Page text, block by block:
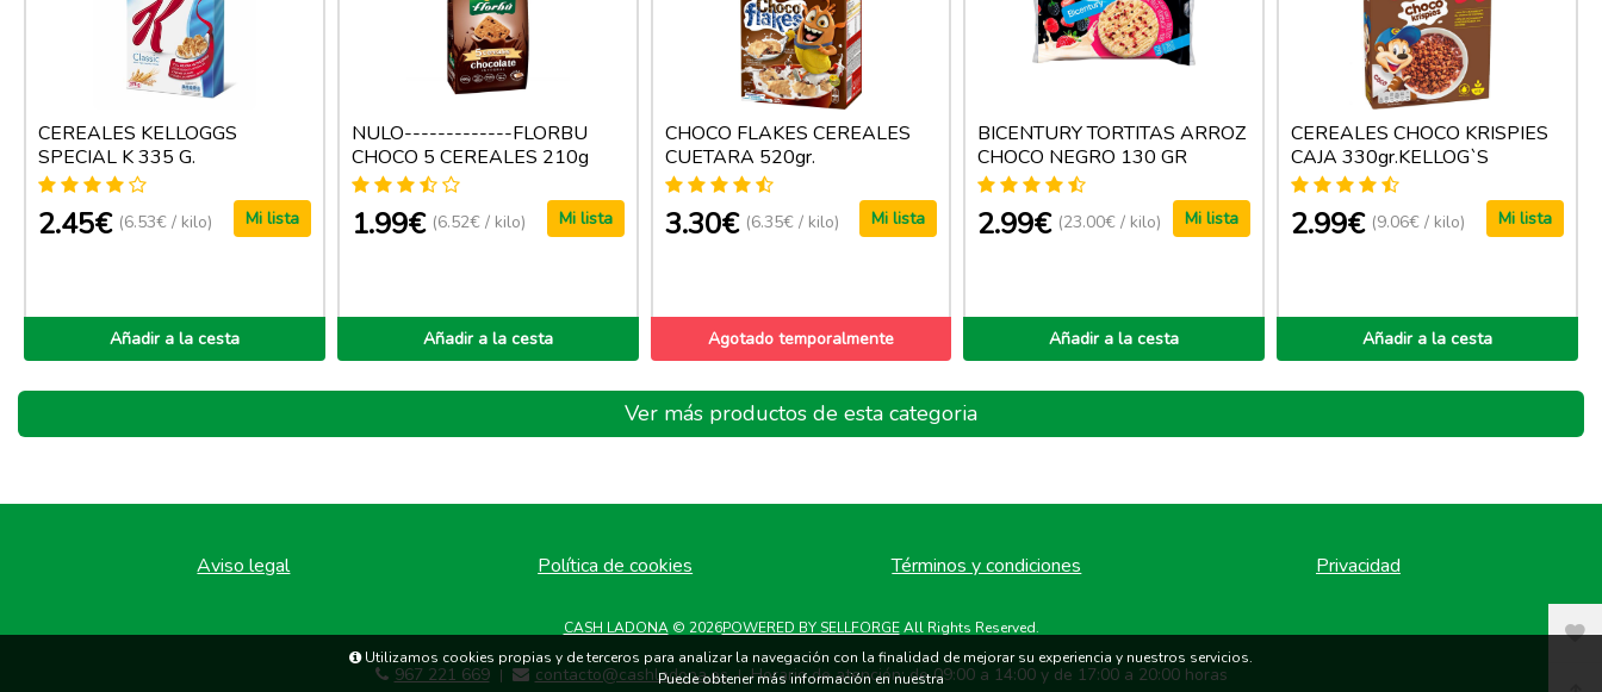
CEREALES KELLOGGS
SPECIAL K 335 G.
2.45€ (6.53€ / kilo)
Añadir a la cesta
Mi lista
NULO-------------FLORBU
CHOCO 5 CEREALES 210g
1.99€ (6.52€ / kilo)
Añadir a la cesta
Mi lista
CHOCO FLAKES CEREALES
CUETARA 520gr.
3.30€ (6.35€ / kilo)
Agotado temporalmente
Mi lista
BICENTURY TORTITAS ARROZ
CHOCO NEGRO 130 GR
2.99€ (23.00€ / kilo)
Añadir a la cesta
Mi lista
CEREALES CHOCO KRISPIES
CAJA 330gr.KELLOG`S
2.99€ (9.06€ / kilo)
Añadir a la cesta
Mi lista
Ver más productos de esta categoria
Aviso legal Política de cookies Términos y condiciones Privacidad
CASH LADONA© 2026POWERED BY SELLFORGEAll Rights Reserved.
967 221 669 | contacto@cashladona.es | Horario de atención: de 09:00 a 14:00 y de 17:00 a 20:00 horas
Utilizamos cookies propias y de terceros para analizar la navegación con la finalidad de mejorar su experiencia y nuestros servicios.
Puede obtener más información en nuestra